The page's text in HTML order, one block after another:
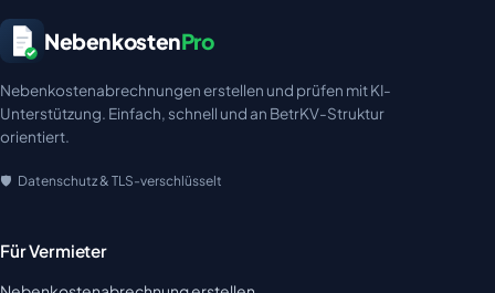
NebenkostenPro
Nebenkostenabrechnungen erstellen und prüfen mit KI-
Unterstützung. Einfach, schnell und an BetrKV-Struktur
orientiert.
Datenschutz & TLS-verschlüsselt
Für Vermieter